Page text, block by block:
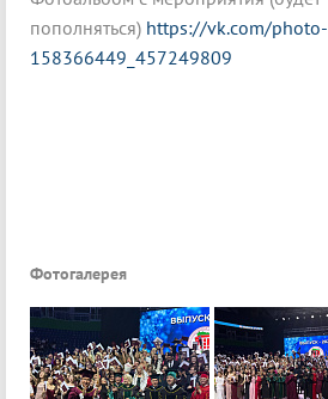
пополняться) https://vk.com/photo-
158366449_457249809
Фотогалерея